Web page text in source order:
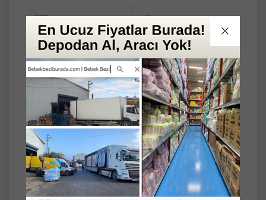
SET 3'lü
Sebamed Kırışıklık Karşıtı Dolgunlaştırıcı Antı-
Ageıng Krem 50ML (3 Lü Set)
Ürün Markası:
Sebamed
Ürün Boyutu:
50 ml
Özet Bilgi:
İçeriğindeki 3 zincirli hyalüronik kompleks
sayesinde cildin tüm katlarına ulaşır, anında